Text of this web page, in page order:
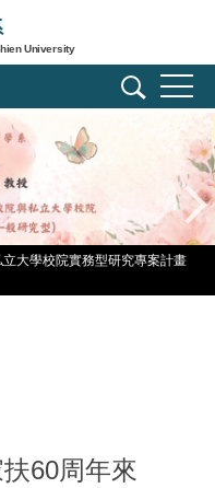
University
大學校院實務型研究專案計畫
60周年來